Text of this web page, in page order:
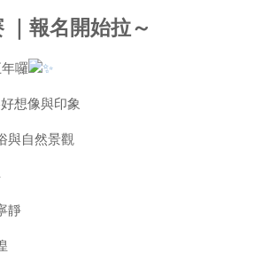
｜報名開始拉～
囉
想像與印象
與自然景觀
靜